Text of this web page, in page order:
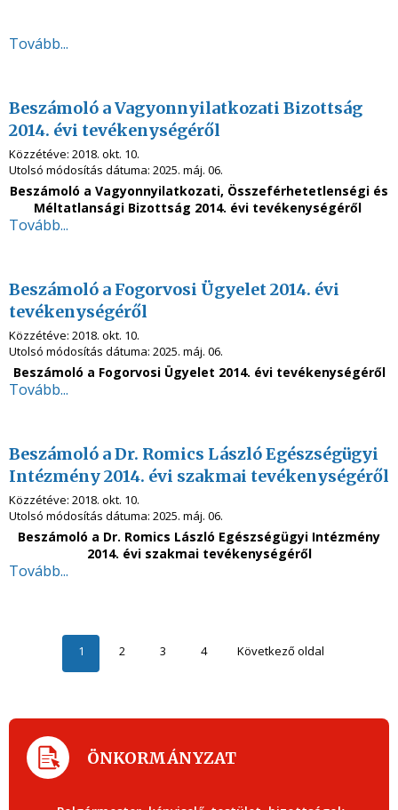
Tovább...
Beszámoló a Vagyonnyilatkozati Bizottság
2014. évi tevékenységéről
Közzétéve: 2018. okt. 10.
Utolsó módosítás dátuma: 2025. máj. 06.
Beszámoló a Vagyonnyilatkozati, Összeférhetetlenségi és
Méltatlansági Bizottság 2014. évi tevékenységéről
Tovább...
Beszámoló a Fogorvosi Ügyelet 2014. évi
tevékenységéről
Közzétéve: 2018. okt. 10.
Utolsó módosítás dátuma: 2025. máj. 06.
Beszámoló a Fogorvosi Ügyelet 2014. évi tevékenységéről
Tovább...
Beszámoló a Dr. Romics László Egészségügyi
Intézmény 2014. évi szakmai tevékenységéről
Közzétéve: 2018. okt. 10.
Utolsó módosítás dátuma: 2025. máj. 06.
Beszámoló a Dr. Romics László Egészségügyi Intézmény
2014. évi szakmai tevékenységéről
Tovább...
1 2 3 4 Következő oldal
ÖNKORMÁNYZAT